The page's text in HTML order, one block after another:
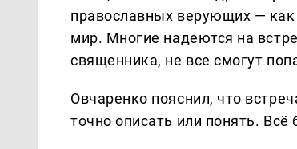
православных верующих — как
мир. Многие надеются на
священника, не все смогут
Овчаренко пояснил, что
точно описать или понять. Всё